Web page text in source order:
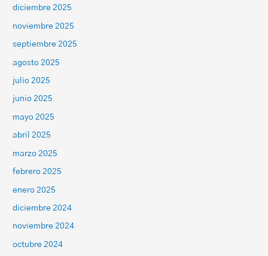
diciembre 2025
noviembre 2025
septiembre 2025
agosto 2025
julio 2025
junio 2025
mayo 2025
abril 2025
marzo 2025
febrero 2025
enero 2025
diciembre 2024
noviembre 2024
octubre 2024